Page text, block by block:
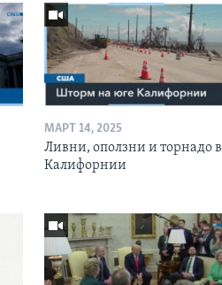
МАРТ 14, 2025
Ливни, оползни и торнадо в
Калифорнии